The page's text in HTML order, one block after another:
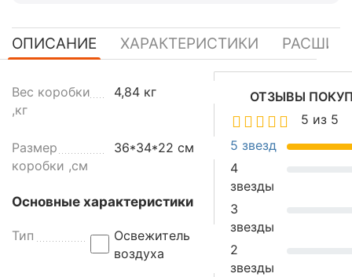
ОПИСАНИЕ ХАРАКТЕРИСТИКИ
А
в
о
м
т
ч
Вес коробки
,кг
4,84 кг
Размер
коробки ,см
36*34*22 см
Основные характеристики
Тип
Освежитель
воздуха
ОТЗЫВЫ
5 из 5
5 звезд
4
звезды
3
звезды
2
звезды